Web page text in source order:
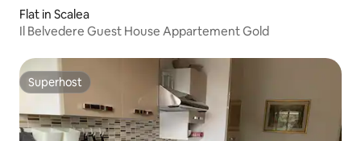
Flat in Scalea
Il Belvedere Guest House Appartement Gold
Superhost
Superhost